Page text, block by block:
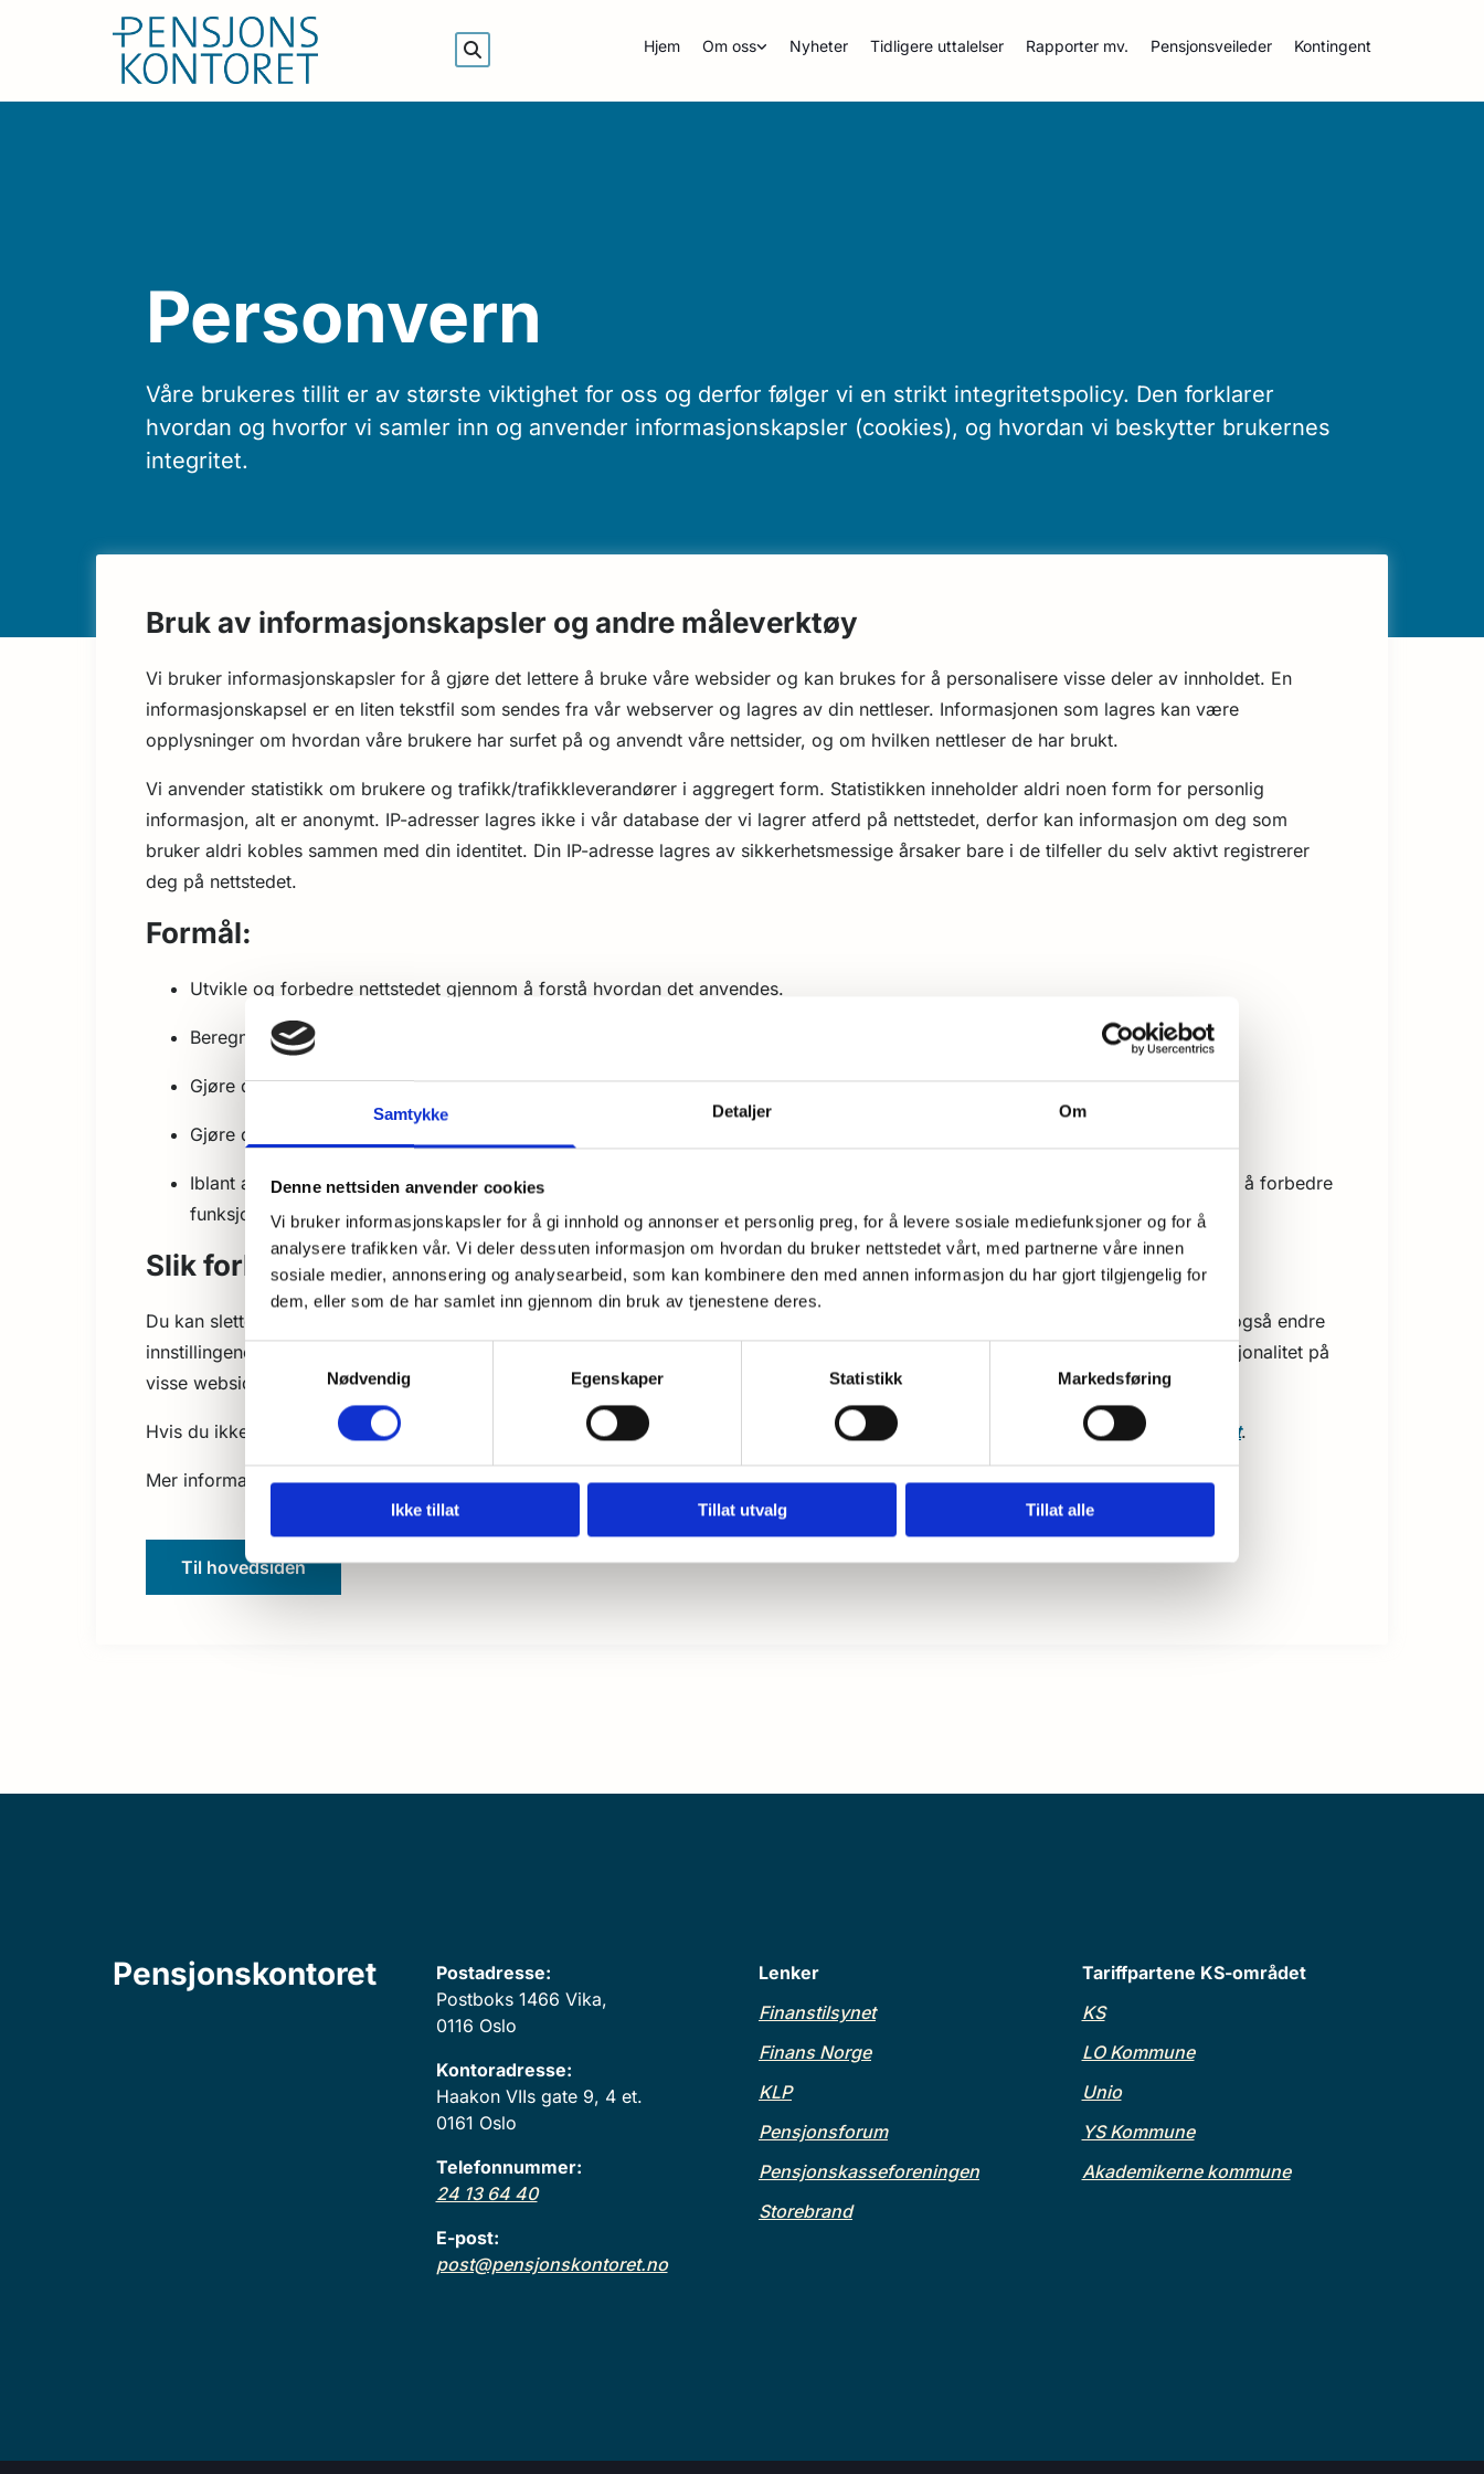
Samtykke Detaljer Om
Denne nettsiden anvender cookies
Vi bruker informasjonskapsler for å gi innhold og annonser et personlig preg, for å levere sosiale mediefunksjoner og for å
analysere trafikken vår. Vi deler dessuten informasjon om hvordan du bruker nettstedet vårt, med partnerne våre innen
sosiale medier, annonsering og analysearbeid, som kan kombinere den med annen informasjon du har gjort tilgjengelig for
dem, eller som de har samlet inn gjennom din bruk av tjenestene deres.
Samtykkevalg
Nødvendig
Egenskaper Statistikk Markedsføring
Ikke tillat Tillat utvalg Tillat alle
Hjem Om oss Nyheter Tidligere uttalelser Rapporter mv. Pensjonsveileder Kontingent
Personvern
Våre brukeres tillit er av største viktighet for oss og derfor følger vi en strikt integritetspolicy. Den forklarer
hvordan og hvorfor vi samler inn og anvender informasjonskapsler (cookies), og hvordan vi beskytter brukernes
integritet.
Bruk av informasjonskapsler og andre måleverktøy
Vi bruker informasjonskapsler for å gjøre det lettere å bruke våre websider og kan brukes for å personalisere visse deler av innholdet. En
informasjonskapsel er en liten tekstfil som sendes fra vår webserver og lagres av din nettleser. Informasjonen som lagres kan være
opplysninger om hvordan våre brukere har surfet på og anvendt våre nettsider, og om hvilken nettleser de har brukt.
Vi anvender statistikk om brukere og trafikk/trafikkleverandører i aggregert form. Statistikken inneholder aldri noen form for personlig
informasjon, alt er anonymt. IP-adresser lagres ikke i vår database der vi lagrer atferd på nettstedet, derfor kan informasjon om deg som
bruker aldri kobles sammen med din identitet. Din IP-adresse lagres av sikkerhetsmessige årsaker bare i de tilfeller du selv aktivt registrerer
deg på nettstedet.
Formål:
Utvikle og forbedre nettstedet gjennom å forstå hvordan det anvendes.
Beregne og rapportere brukerantall og trafikk.
Gjøre det lettere for deg å navigere på nettstedet.
Gjøre det mulig for systemet å kjenne igjen faste brukere for å kunne tilpasse tjenestene.
Iblant anvender vi tredjepartsinformasjonskapsler fra andre firma for å gjøre markedsundersøkelser og trafikkmålinger, og for å forbedre
funksjonaliteten
Slik forhindrer du at informasjonskapsler lagres
Du kan slette informasjonskapsler fra din harddisk når som helst, men dette gjør at dine personlige innstillinger forsvinner. Du kan også endre
innstillingene i din nettleser slik at den ikke tillater at informasjonskapsler lagres på din harddisk. Dette gir imidlertid dårligere funksjonalitet på
visse websider, kan forhindre tilgang til medlemssider og gjøre at deler av innhold og enkelte funksjoner ikke blir tilgjengelige.
Hvis du ikke ønsker å bli sporet av Google Analytics kan dette deaktiveres på adressen: https://tools.google.com/dlpage/gaoptout.
Mer informasjon om hvordan du kan unngå informasjonskapsler kan du lese påhttps://www.allaboutcookies.org/.
Til hovedsiden
Pensjonskontoret
Postadresse:
Postboks 1466 Vika,
0116 Oslo
Kontoradresse:
Haakon VIIs gate 9, 4 et.
0161 Oslo
Telefonnummer:
24 13 64 40
E-post:
post@pensjonskontoret.no
Lenker
Finanstilsynet
Finans Norge
KLP
Pensjonsforum
Pensjonskasseforeningen
Storebrand
Tariffpartene KS-området
KS
LO Kommune
Unio
YS Kommune
Akademikerne kommune